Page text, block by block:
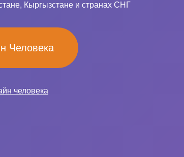
Кыргызстане и странах СНГ
Человека
человека